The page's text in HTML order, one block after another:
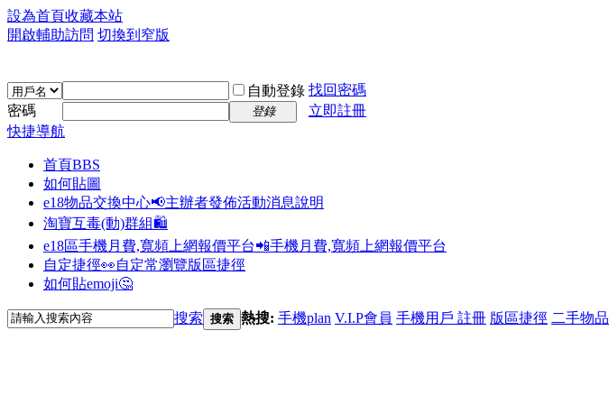
設為首頁收藏本站
開啟輔助訪問 切換到窄版
自動登錄 找回密碼
密碼
登錄
立即註冊
快捷導航
首頁BBS
如何貼圖
e18物品交換中心📢主辦者發佈活動消息說明
淘寶互毒(動)群組🛍️
e18區手機月費,寬頻上網報價平台📲手機月費,寬頻上網報價平台
自定捷徑👀自定常瀏覽版區捷徑
如何貼emoji🤔
搜索 搜索 熱搜: 手機plan V.I.P會員 手機用戶 註冊 版區捷徑 二手物品